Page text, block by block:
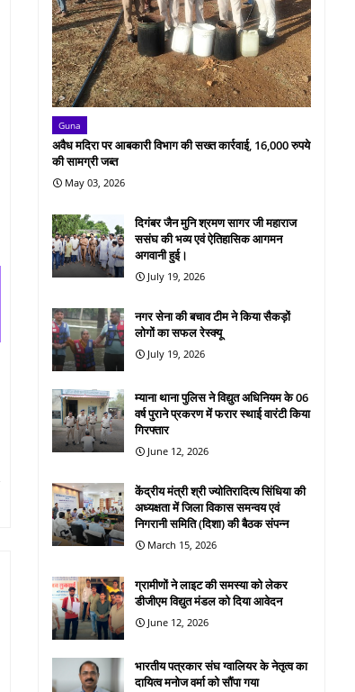
Guna
अवैध मदिरा पर आबकारी विभाग की सख्त कार्रवाई, 16,000 रुपये
की सामग्री जब्त
May 03, 2026
दिगंबर जैन मुनि श्रमण सागर जी महाराज
ससंघ की भव्य एवं ऐतिहासिक आगमन
अगवानी हुई।
July 19, 2026
नगर सेना की बचाव टीम ने किया सैकड़ों
लोगों का सफल रेस्क्यू
July 19, 2026
म्याना थाना पुलिस ने विद्युत अधिनियम के 06
वर्ष पुराने प्रकरण में फरार स्थाई वारंटी किया
गिरफ्तार
June 12, 2026
केंद्रीय मंत्री श्री ज्योतिरादित्य सिंधिया की
अध्यक्षता में जिला विकास समन्वय एवं
निगरानी समिति (दिशा) की बैठक संपन्न
March 15, 2026
ग्रामीणों ने लाइट की समस्या को लेकर
डीजीएम विद्युत मंडल को दिया आवेदन
June 12, 2026
भारतीय पत्रकार संघ ग्वालियर के नेतृत्व का
दायित्व मनोज वर्मा को सौंपा गया